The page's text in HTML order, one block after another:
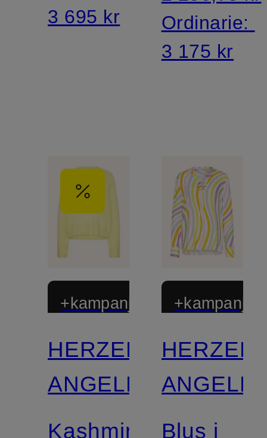
3 695 kr
Ordinarie:
3 175 kr
+kampanjrabatt
HERZEN'S
ANGELEGENHEIT
KashmirtröjaBlus i